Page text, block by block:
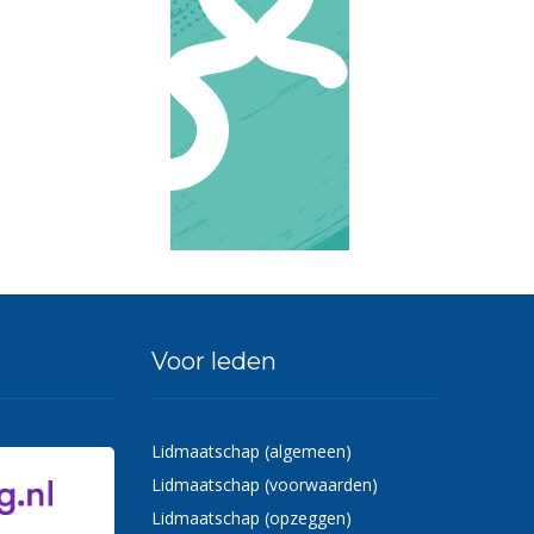
Voor leden
Lidmaatschap (algemeen)
Lidmaatschap (voorwaarden)
Lidmaatschap (opzeggen)